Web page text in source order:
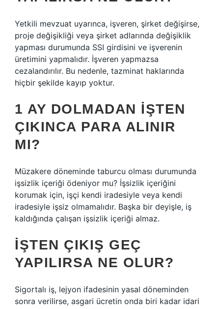
Yetkili mevzuat uyarınca, işveren, şirket değişirse,
proje değişikliği veya şirket adlarında değişiklik
yapması durumunda SSI girdisini ve işverenin
üretimini yapmalıdır. İşveren yapmazsa
cezalandırılır. Bu nedenle, tazminat haklarında
hiçbir şekilde kayıp yoktur.
1 AY DOLMADAN IŞTEN
ÇIKINCA PARA ALINIR
MI?
Müzakere döneminde taburcu olması durumunda
işsizlik içeriği ödeniyor mu? İşsizlik içeriğini
korumak için, işçi kendi iradesiyle veya kendi
iradesiyle işsiz olmamalıdır. Başka bir deyişle, iş
kaldığında çalışan işsizlik içeriği almaz.
İŞTEN ÇIKIŞ GEÇ
YAPILIRSA NE OLUR?
Sigortalı iş, lejyon ifadesinin yasal döneminden
sonra verilirse, asgari ücretin onda biri kadar idari